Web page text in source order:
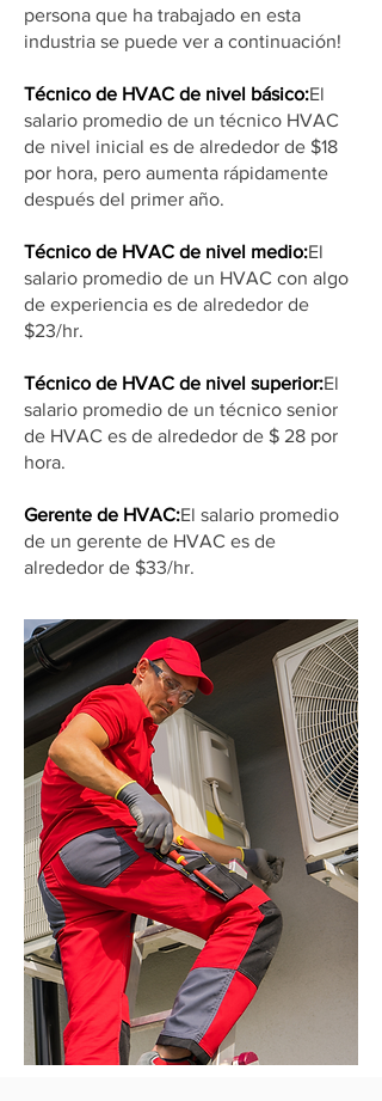
persona que ha trabajado en esta
industria se puede ver a continuación!
Técnico de HVAC de nivel básico:El
salario promedio de un técnico HVAC
de nivel inicial es de alrededor de $18
por hora, pero aumenta rápidamente
después del primer año.
Técnico de HVAC de nivel medio:El
salario promedio de un HVAC con algo
de experiencia es de alrededor de
$23/hr.
Técnico de HVAC de nivel superior:El
salario promedio de un técnico senior
de HVAC es de alrededor de $ 28 por
hora.
Gerente de HVAC:El salario promedio
de un gerente de HVAC es de
alrededor de $33/hr.